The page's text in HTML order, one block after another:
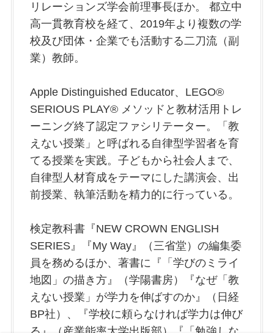
リレーションズ学会前理事長ほか。 都立中
高一貫教育校を経て、2019年より複数の学
校及び団体・企業でも活動する二刀流（副
業）教師。
Apple Distinguished Educator、LEGO®
SERIOUS PLAY® メソッドと教材活用トレ
ーニング終了認定ファシリテーター。「教
えない授業」と呼ばれる自律型学習者を育
てる授業を実践。子どもから社会人まで、
自律型人材育成をテーマにした講演会、出
前授業、執筆活動を精力的に行っている。
検定教科書『NEW CROWN ENGLISH
SERIES』『My Way』（三省堂）の編集委
員を務めるほか、著書に『「学びのミライ
地図」の描き方』（学陽書房）『なぜ「教
えない授業」が学力を伸ばすのか』（日経
BP社）、『学校に頼らなければ学力は伸び